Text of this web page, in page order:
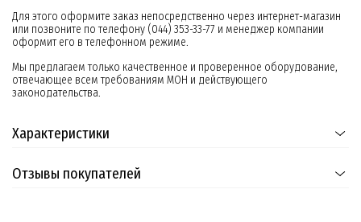
Для этого оформите заказ непосредственно через интернет-магазин
или позвоните по телефону (044) 353-33-77 и менеджер компании
оформит его в телефонном режиме.
Мы предлагаем только качественное и проверенное оборудование,
отвечающее всем требованиям МОН и действующего
законодательства.
Характеристики
Отзывы покупателей